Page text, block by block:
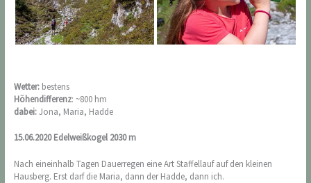
Wetter: bestens
Höhendifferenz: ~800 hm
dabei:Jona, Maria, Hadde
15.06.2020 Edelweißkogel 2030 m
Nach eineinhalb Tagen Dauerregen eine Art Staffellauf auf den kleinen
Hausberg. Erst darf die Maria, dann der Hadde, dann ich.